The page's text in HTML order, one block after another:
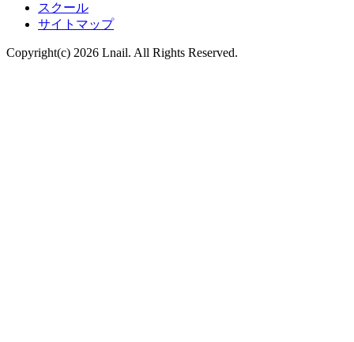
スクール
サイトマップ
Copyright(c) 2026 Lnail. All Rights Reserved.